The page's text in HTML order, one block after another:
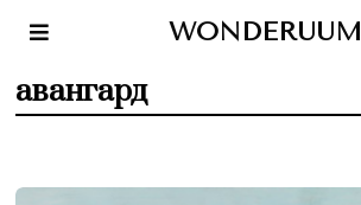
WONDERUUM
авангард